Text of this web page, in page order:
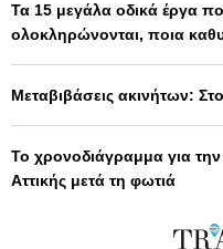
Τα 15 μεγάλα οδικά έργα
ολοκληρώνονται, ποια
Μεταβιβάσεις ακινήτων:
Το χρονοδιάγραμμα για
Αττικής μετά τη φωτιά